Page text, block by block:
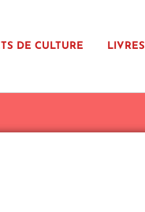
DE CULTURE LIVRES